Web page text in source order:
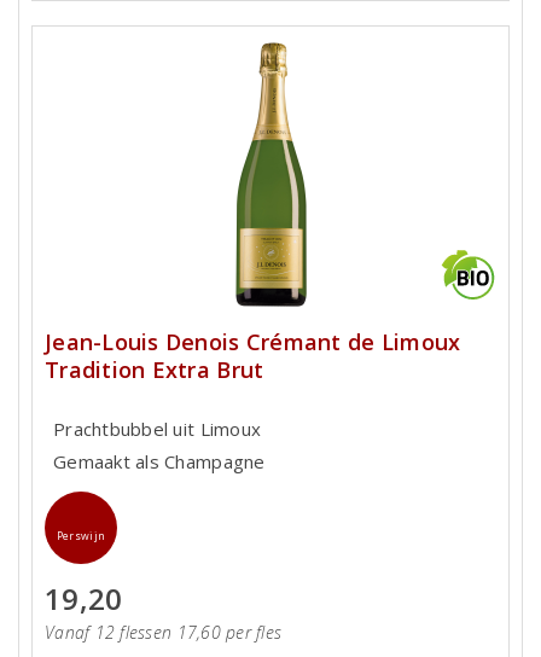
Jean-Louis Denois Crémant de Limoux
Tradition Extra Brut
Prachtbubbel uit Limoux
Gemaakt als Champagne
Perswijn
19,20
Vanaf 12 flessen 17,60 per fles